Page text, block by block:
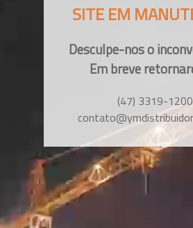
SITE EM
Desculpe-nos o
Em breve
(47) 3319-1200